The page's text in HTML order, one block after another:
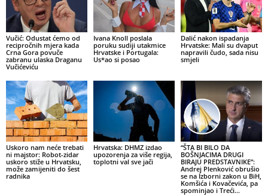
Vučić: Odustat ćemo od
recipročnih mjera kada
Crna Gora povuče
zabranu ulaska Draganu
Vučićeviću
Ivana Knoll poslala
poruku sudiji utakmice
Hrvatske i Portugala:
Us*ao si posao
Dalić nakon ispadanja
Hrvatske: Mali su dvaput
napravili čudo, sada nisu
smjeli
Uskoro nam neće trebati
ni majstor: Robot-zidar
uskoro stiže u Hrvatsku,
može zamijeniti do šest
radnika
Hrvatska: DHMZ izdao
upozorenja za više regija,
toplotni val sve jači
“ŠTA BI BILO DA
BOŠNJACIMA DRUGI
BIRAJU PREDSTAVNIKE”:
Andrej Plenković obrušio
se na Izborni zakon u BiH,
Komšića i Kovačevića, pa
spominjao i Treći...